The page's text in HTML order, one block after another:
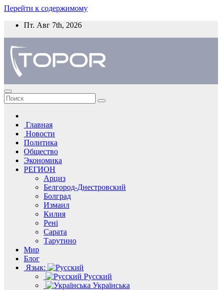
Перейти к содержимому
Пт. Авг 7th, 2026
Главная
Новости
Политика
Общество
Экономика
РЕГИОН
Арциз
Белгород-Днестровский
Болград
Измаил
Килия
Рені
Сарата
Тарутино
Мир
Блог
Язык:
Русский
Українська